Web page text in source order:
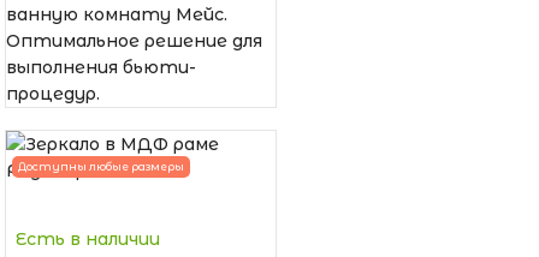
ванную комнату Мейс.
Оптимальное решение для
выполнения бьюти-
процедур.
Доступны любые размеры
Есть в наличии